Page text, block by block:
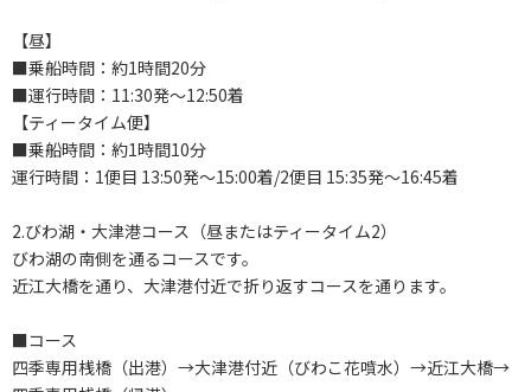
【昼】
■乗船時間：約1時間20分
■運行時間：11:30発～12:50着
【ティータイム便】
■乗船時間：約1時間10分
運行時間：1便目 13:50発～15:00着/2便目 15:35発～16:45着
2.びわ湖・大津港コース（昼またはティータイム2）
びわ湖の南側を通るコースです。
近江大橋を通り、大津港付近で折り返すコースを通ります。
■コース
四季専用桟橋（出港）→大津港付近（びわこ花噴水）→近江大橋→